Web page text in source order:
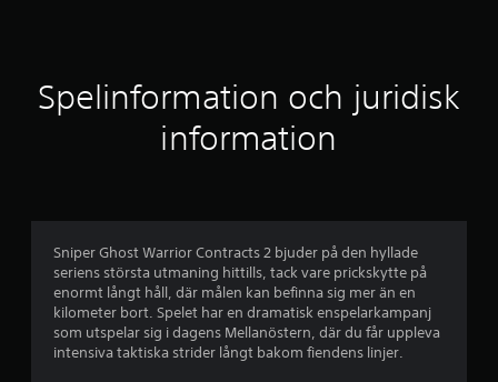
l
t
b
e
t
Spelinformation och juridisk
information
Sniper Ghost Warrior Contracts 2 bjuder på den hyllade
seriens största utmaning hittills, tack vare prickskytte på
enormt långt håll, där målen kan befinna sig mer än en
kilometer bort. Spelet har en dramatisk enspelarkampanj
som utspelar sig i dagens Mellanöstern, där du får uppleva
intensiva taktiska strider långt bakom fiendens linjer.